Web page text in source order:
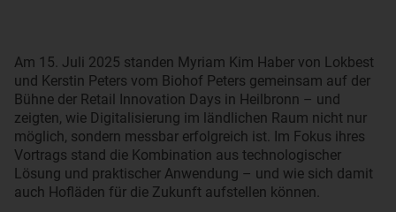
Am 15. Juli 2025 standen Myriam Kim Haber von Lokbest
und Kerstin Peters vom Biohof Peters gemeinsam auf der
Bühne der Retail Innovation Days in Heilbronn – und
zeigten, wie Digitalisierung im ländlichen Raum nicht nur
möglich, sondern messbar erfolgreich ist. Im Fokus ihres
Vortrags stand die Kombination aus technologischer
Lösung und praktischer Anwendung – und wie sich damit
auch Hofläden für die Zukunft aufstellen können.